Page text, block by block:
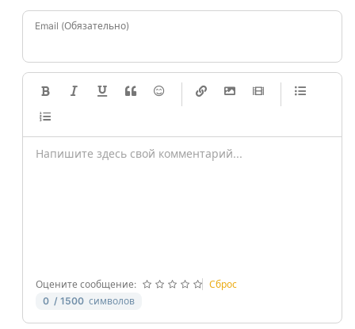
Email (Обязательно)
-
-
-
-
-
Оцените сообщение:
Сброс
0 / 1500 символов